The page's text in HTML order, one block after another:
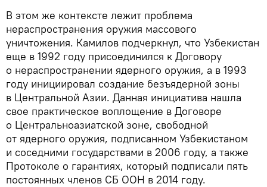
В этом же контексте лежит проблема
нераспространения оружия массового
уничтожения. Камилов подчеркнул, что Узбекистан
еще в 1992 году присоединился к Договору
о нераспространении ядерного оружия, а в 1993
году инициировал создание безъядерной зоны
в Центральной Азии. Данная инициатива нашла
свое практическое воплощение в Договоре
о Центральноазиатской зоне, свободной
от ядерного оружия, подписанном Узбекистаном
и соседними государствами в 2006 году, а также
Протоколе о гарантиях, который подписали пять
постоянных членов СБ ООН в 2014 году.